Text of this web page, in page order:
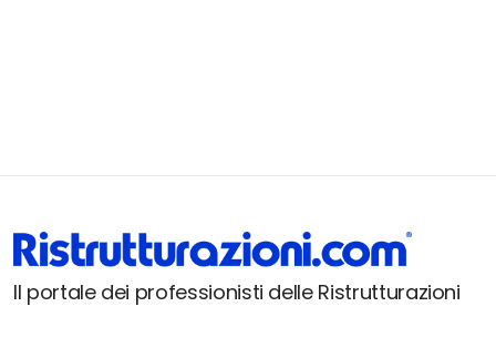
Il portale dei professionisti delle Ristrutturazioni